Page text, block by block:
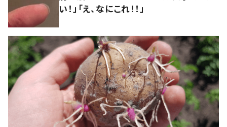
い！」「え、なにこれ！！」